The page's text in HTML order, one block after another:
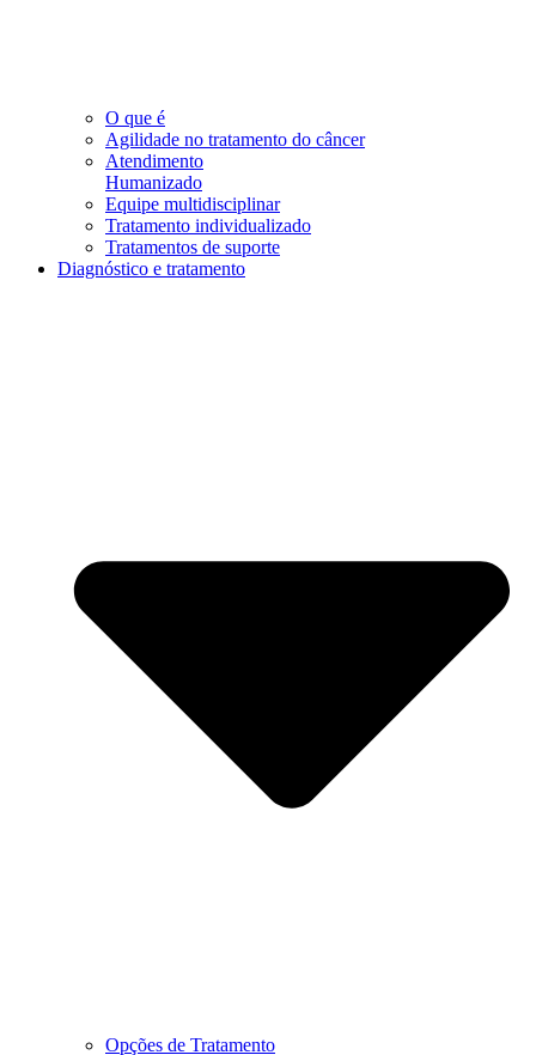
O que é
Agilidade no tratamento do câncer
Atendimento
Humanizado
Equipe multidisciplinar
Tratamento individualizado
Tratamentos de suporte
Diagnóstico e tratamento
Opções de Tratamento